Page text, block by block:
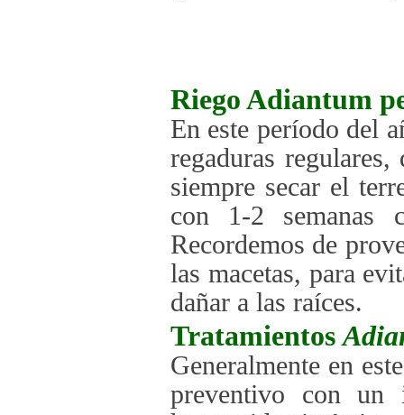
Riego Adiantum
En este período del
regaduras
siempre secar el
con 1-2 semanas
Recordemos de
las macetas, para
dañar a las raíces.
Tratamientos
Generalmente en
preventivo con un